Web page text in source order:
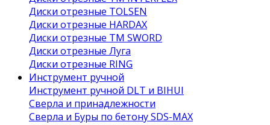
Диски отрезные TOLSEN
Диски отрезные HARDAX
Диски отрезные ТМ SWORD
Диски отрезные Луга
Диски отрезные RING
Инструмент ручной
Инструмент ручной DLT и BIHUI
Сверла и принадлежности
Сверла и Буры по бетону SDS-MAX